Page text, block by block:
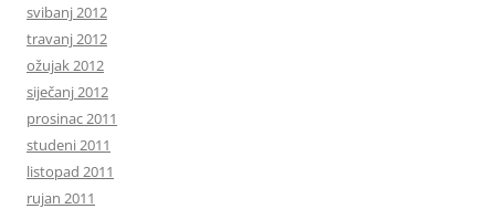
svibanj 2012
travanj 2012
ožujak 2012
siječanj 2012
prosinac 2011
studeni 2011
listopad 2011
rujan 2011